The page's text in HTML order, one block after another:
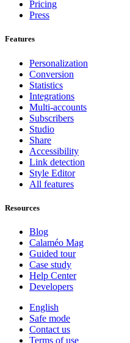
Pricing
Press
Features
Personalization
Conversion
Statistics
Integrations
Multi-accounts
Subscribers
Studio
Share
Accessibility
Link detection
Style Editor
All features
Resources
Blog
Calaméo Mag
Guided tour
Case study
Help Center
Developers
English
Safe mode
Contact us
Terms of use